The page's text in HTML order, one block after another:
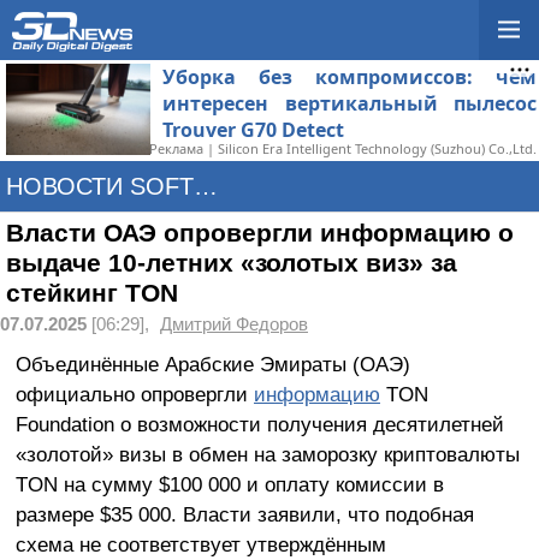
Уборка без компромиссов: чем
интересен вертикальный пылесос
Trouver G70 Detect
Реклама | Silicon Era Intelligent Technology (Suzhou) Co.,Ltd.
НОВОСТИ SOFTWARE
Власти ОАЭ опровергли информацию о
выдаче 10-летних «золотых виз» за
стейкинг TON
07.07.2025 [06:29], Дмитрий Федоров
Объединённые Арабские Эмираты (ОАЭ)
официально опровергли информацию TON
Foundation о возможности получения десятилетней
«золотой» визы в обмен на заморозку криптовалюты
TON на сумму $100 000 и оплату комиссии в
размере $35 000. Власти заявили, что подобная
схема не соответствует утверждённым